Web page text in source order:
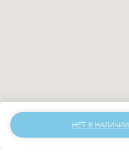
НЕТ В НАЛИЧИИ